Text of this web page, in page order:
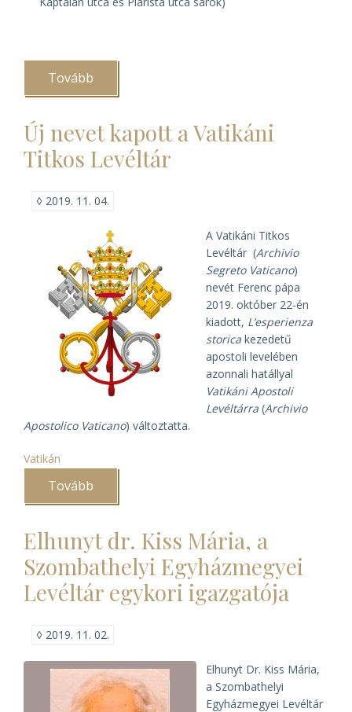
Tovább
a
Egyházi
gyűjtemények
építkezései
(beszámoló))
Új nevet kapott a Vatikáni
Titkos Levéltár
◊ 2019. 11. 04.
A Vatikáni Titkos
Levéltár (Archivio
Segreto Vaticano)
nevét Ferenc pápa
2019. október 22-én
kiadott, L’esperienza
storica kezedetű
apostoli levelében
azonnali hatállyal
Vatikáni Apostoli
Levéltárra (Archivio
Apostolico Vaticano) változtatta.
Vatikán
Tovább
kapott
Vatikáni
Titkos
Levéltár)
Elhunyt dr. Kiss Mária, a
Szombathelyi Egyházmegyei
Levéltár egykori igazgatója
◊ 2019. 11. 02.
Elhunyt Dr. Kiss Mária,
a Szombathelyi
Egyházmegyei Levéltár